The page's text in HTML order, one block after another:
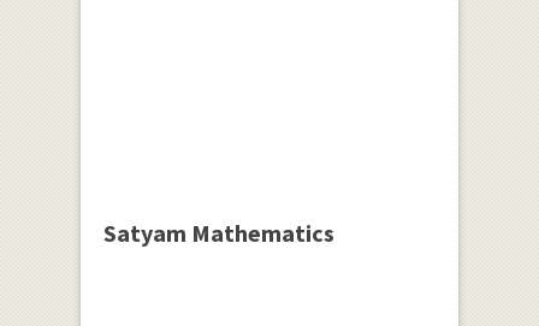
Satyam Mathematics